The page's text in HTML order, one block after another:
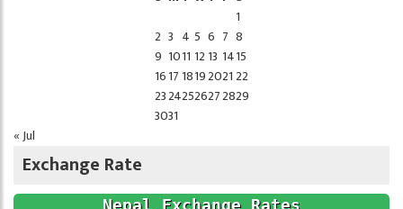
1
2 3 4 5 6 7 8
9 1011 12 13 1415
1617 1819202122
23242526272829
3031
« Jul
Exchange Rate